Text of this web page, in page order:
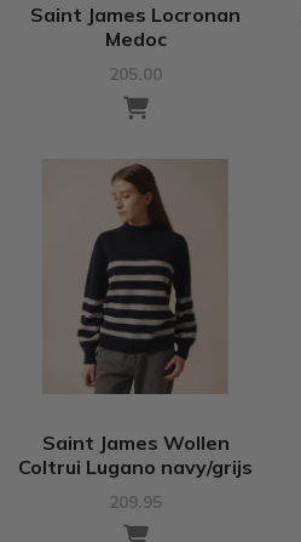
Saint James Locronan
Medoc
205.00
Saint James Wollen
Coltrui Lugano navy/grijs
209.95